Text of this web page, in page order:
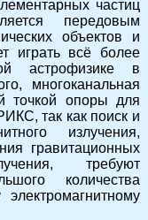
частиц
передовым
объектов и
играть всё более
астрофизике в
многоканальная
точкой опоры для
так как поиск и
излучения,
гравитационных
требуют
количества